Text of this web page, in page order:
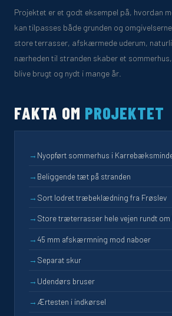
Projektet er et godt eksempel på, hvordan
kan tilpasses både grunden og
store terrasser, afskærmede uderum,
nærheden til stranden skaber et
blive brugt og nydt i mange år.
FAKTA OM PROJEKTET
→ Nyopført sommerhus i
→ Beliggende tæt på stranden
→ Sort lodret træbeklædning fra Frøslev
→ Store træterrasser hele vejen rundt om
→ 45 mm afskærmning mod naboer
→ Separat skur
→ Udendørs bruser
→ Ærtesten i indkørsel